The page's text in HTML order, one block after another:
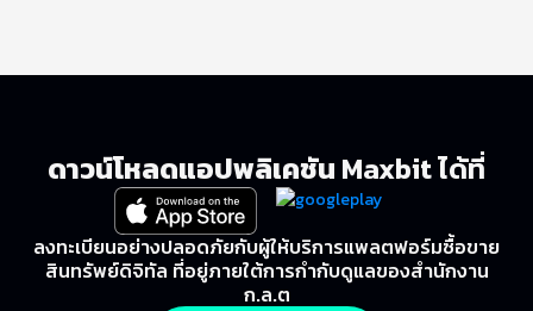
ดาวน์โหลดแอปพลิเคชัน Maxbit ได้ที่
ลงทะเบียนอย่างปลอดภัยกับผู้ให้บริการแพลตฟอร์มซื้อขาย
สินทรัพย์ดิจิทัล ที่อยู่ภายใต้การกำกับดูแลของสำนักงาน
ก.ล.ต